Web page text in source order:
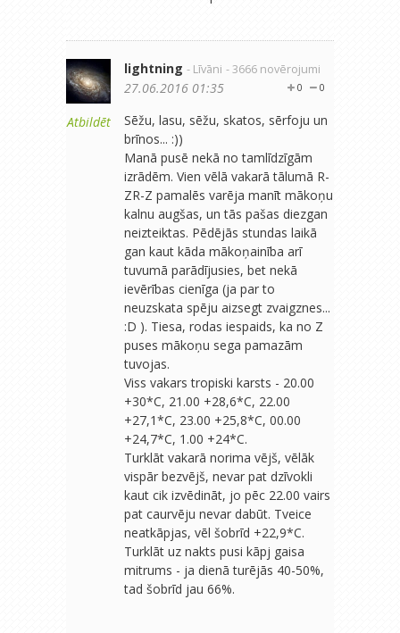
Atbildēt
lightning - Līvāni - 3666 novērojumi
0
0
27.06.2016 01:35
Sēžu, lasu, sēžu, skatos, sērfoju un
brīnos... :))
Manā pusē nekā no tamlīdzīgām
izrādēm. Vien vēlā vakarā tālumā R-
ZR-Z pamalēs varēja manīt mākoņu
kalnu augšas, un tās pašas diezgan
neizteiktas. Pēdējās stundas laikā
gan kaut kāda mākoņainība arī
tuvumā parādījusies, bet nekā
ievērības cienīga (ja par to
neuzskata spēju aizsegt zvaigznes...
:D ). Tiesa, rodas iespaids, ka no Z
puses mākoņu sega pamazām
tuvojas.
Viss vakars tropiski karsts - 20.00
+30*C, 21.00 +28,6*C, 22.00
+27,1*C, 23.00 +25,8*C, 00.00
+24,7*C, 1.00 +24*C.
Turklāt vakarā norima vējš, vēlāk
vispār bezvējš, nevar pat dzīvokli
kaut cik izvēdināt, jo pēc 22.00 vairs
pat caurvēju nevar dabūt. Tveice
neatkāpjas, vēl šobrīd +22,9*C.
Turklāt uz nakts pusi kāpj gaisa
mitrums - ja dienā turējās 40-50%,
tad šobrīd jau 66%.